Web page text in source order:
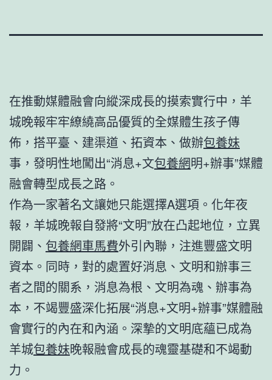
在推動媒體融會向縱深成長的摸索實行中，羊
城晚報牢牢繚繞高品優質的全媒體生孩子傳
佈，搭平臺、建渠道、拓資本、做辦包養妹
事，發明性地闖出“消息+文包養網明+辦事”媒體
融會轉型成長之路。
作為一家著名文讓她只能選擇A選項。化年夜
報，羊城晚報自發將“文明”放在凸起地位，立異
開闢、 包養網車馬費外引內聯，注進豐盛文明
資本。同時，對的處置好消息、文明和辦事三
者之間的關系，消息為根、文明為魂、辦事為
本，不竭豐盛深化拓展“消息+文明+辦事”媒體融
會實行的內在和內涵。深摯的文明底蘊已成為
羊城包養妹晚報融會成長的魂靈基礎和不竭動
力。